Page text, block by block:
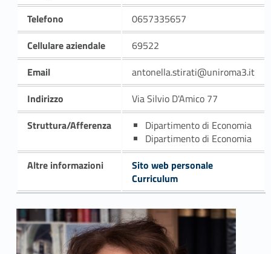
Telefono
0657335657
Cellulare aziendale
69522
Email
antonella.stirati@uniroma3.it
Indirizzo
Via Silvio D'Amico 77
Struttura/Afferenza
Dipartimento di Economia
Dipartimento di Economia
Altre informazioni
Sito web personale
Curriculum